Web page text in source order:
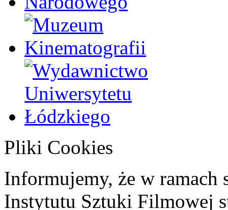
Pliki Cookies
Informujemy, że w ramach
Instytutu Sztuki Filmowej